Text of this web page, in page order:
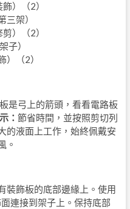
）（2）
三架）
）（2）
子）
（2）
是弓上的箭頭，看看電路板
： 節省時間，並按照剪切列
的液面上工作，始終佩戴安
。
裝飾板的底部邊緣上。使用
連接到架子上。保持底部